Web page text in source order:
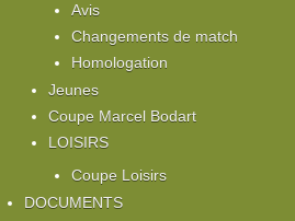
Avis
Changements de match
Homologation
Jeunes
Coupe Marcel Bodart
LOISIRS
Coupe Loisirs
DOCUMENTS